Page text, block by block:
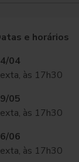
e horários
04
às 17h30
05
às 17h30
06
às 17h30